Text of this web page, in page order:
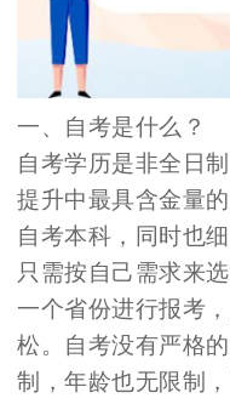
一、自考是什么？
自考学历是非全日
提升中最具含金量
自考本科，同时也
只需按自己需求来
一个省份进行报考
松。自考没有严格
制，年龄也无限制